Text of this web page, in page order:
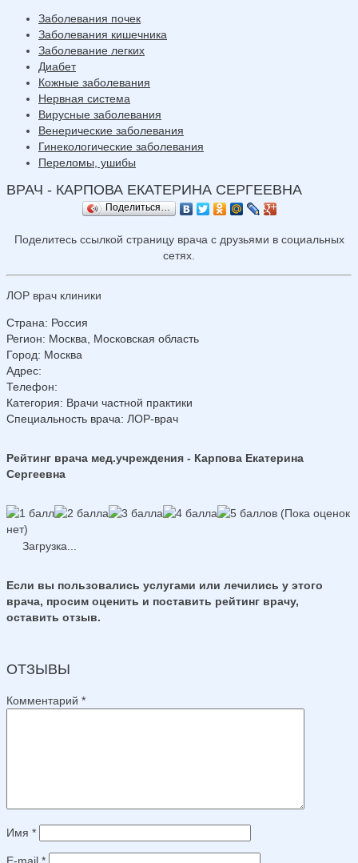
Заболевания почек
Заболевания кишечника
Заболевание легких
Диабет
Кожные заболевания
Нервная система
Вирусные заболевания
Венерические заболевания
Гинекологические заболевания
Переломы, ушибы
ВРАЧ - КАРПОВА ЕКАТЕРИНА СЕРГЕЕВНА
Поделиться…
Поделитесь ссылкой страницу врача с друзьями в социальных
сетях.
ЛОР врач клиники
Страна: Россия
Регион: Москва, Московская область
Город: Москва
Адрес:
Телефон:
Категория: Врачи частной практики
Специальность врача: ЛОР-врач
Рейтинг врача мед.учреждения - Карпова Екатерина
Сергеевна
(Пока оценок
нет)
Загрузка...
Если вы пользовались услугами или лечились у этого
врача, просим оценить и поставить рейтинг врачу,
оставить отзыв.
ОТЗЫВЫ
Комментарий *
Имя *